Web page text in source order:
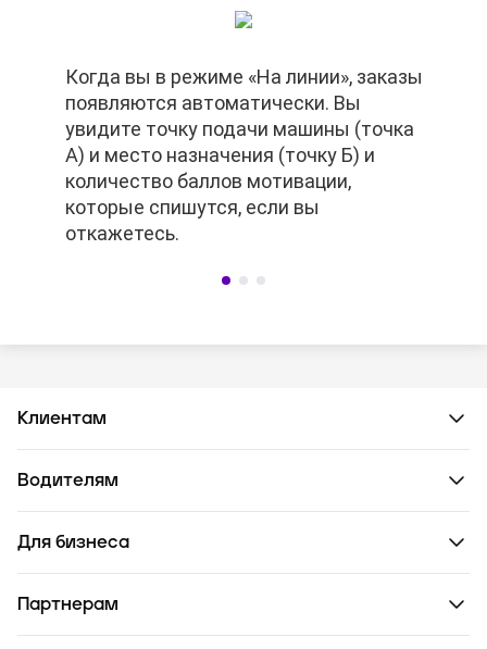
Нажмите на кнопку «Маршрут» и
выберите ваш любимый навигатор.
Когда вы в режиме «На линии», заказы
появляются автоматически. Вы
увидите точку подачи машины (точка
А) и место назначения (точку Б) и
количество баллов мотивации,
которые спишутся, если вы
откажетесь.
Нажмите на кнопку «Принять заказ»
Нажмите на кнопку «Маршрут» и
выберите ваш любимый навигатор.
Когда вы в режиме «На линии», заказы
появляются автоматически. Вы
увидите точку подачи машины (точка
А) и место назначения (точку Б) и
количество баллов мотивации,
которые спишутся, если вы
откажетесь.
Клиентам
Водителям
Для бизнеса
Партнерам